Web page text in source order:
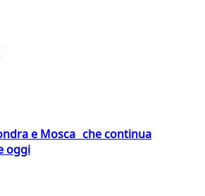
e Mosca che continua
oggi